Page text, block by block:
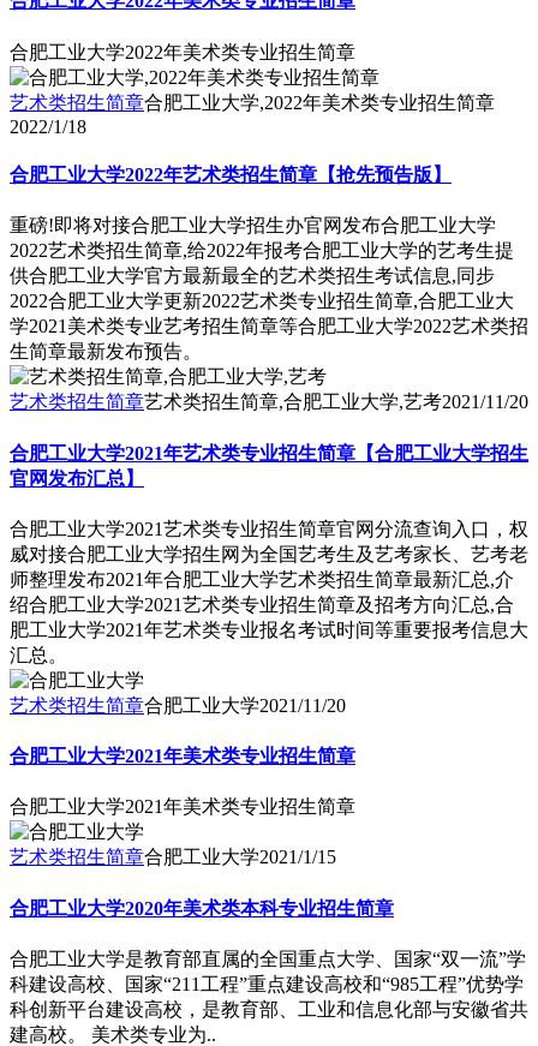
合肥工业大学2022年美术类专业招生简章
艺术类招生简章合肥工业大学,2022年美术类专业招生简章
2022/1/18
合肥工业大学2022年艺术类招生简章【抢先预告版】
重磅!即将对接合肥工业大学招生办官网发布合肥工业大学
2022艺术类招生简章,给2022年报考合肥工业大学的艺考生提
供合肥工业大学官方最新最全的艺术类招生考试信息,同步
2022合肥工业大学更新2022艺术类专业招生简章,合肥工业大
学2021美术类专业艺考招生简章等合肥工业大学2022艺术类招
生简章最新发布预告。
艺术类招生简章艺术类招生简章,合肥工业大学,艺考2021/11/20
合肥工业大学2021年艺术类专业招生简章【合肥工业大学招生
官网发布汇总】
合肥工业大学2021艺术类专业招生简章官网分流查询入口，权
威对接合肥工业大学招生网为全国艺考生及艺考家长、艺考老
师整理发布2021年合肥工业大学艺术类招生简章最新汇总,介
绍合肥工业大学2021艺术类专业招生简章及招考方向汇总,合
肥工业大学2021年艺术类专业报名考试时间等重要报考信息大
汇总。
艺术类招生简章合肥工业大学2021/11/20
合肥工业大学2021年美术类专业招生简章
合肥工业大学2021年美术类专业招生简章
艺术类招生简章合肥工业大学2021/1/15
合肥工业大学2020年美术类本科专业招生简章
合肥工业大学是教育部直属的全国重点大学、国家“双一流”学
科建设高校、国家“211工程”重点建设高校和“985工程”优势学
科创新平台建设高校，是教育部、工业和信息化部与安徽省共
建高校。 美术类专业为..